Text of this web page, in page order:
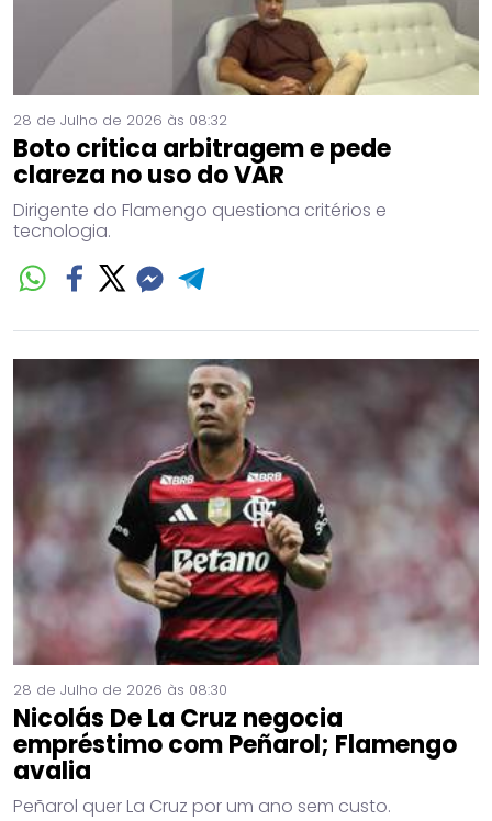
28 de Julho de 2026 às 08:32
Boto critica arbitragem e pede
clareza no uso do VAR
Dirigente do Flamengo questiona critérios e
tecnologia.
28 de Julho de 2026 às 08:30
Nicolás De La Cruz negocia
empréstimo com Peñarol; Flamengo
avalia
Peñarol quer La Cruz por um ano sem custo.